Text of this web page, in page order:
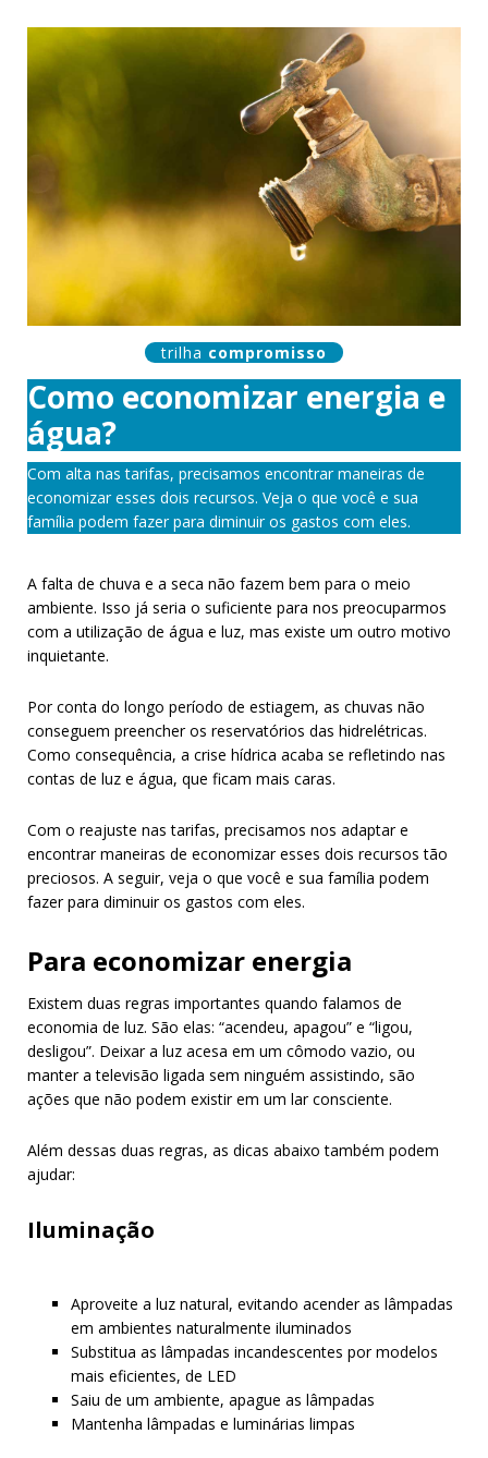
trilha compromisso
Como economizar energia e
água?
Com alta nas tarifas, precisamos encontrar maneiras de
economizar esses dois recursos. Veja o que você e sua
família podem fazer para diminuir os gastos com eles.
A falta de chuva e a seca não fazem bem para o meio
ambiente. Isso já seria o suficiente para nos preocuparmos
com a utilização de água e luz, mas existe um outro motivo
inquietante.
Por conta do longo período de estiagem, as chuvas não
conseguem preencher os reservatórios das hidrelétricas.
Como consequência, a crise hídrica acaba se refletindo nas
contas de luz e água, que ficam mais caras.
Com o reajuste nas tarifas, precisamos nos adaptar e
encontrar maneiras de economizar esses dois recursos tão
preciosos. A seguir, veja o que você e sua família podem
fazer para diminuir os gastos com eles.
Para economizar energia
Existem duas regras importantes quando falamos de
economia de luz. São elas: “acendeu, apagou” e “ligou,
desligou”. Deixar a luz acesa em um cômodo vazio, ou
manter a televisão ligada sem ninguém assistindo, são
ações que não podem existir em um lar consciente.
Além dessas duas regras, as dicas abaixo também podem
ajudar:
Iluminação
Aproveite a luz natural, evitando acender as lâmpadas
em ambientes naturalmente iluminados
Substitua as lâmpadas incandescentes por modelos
mais eficientes, de LED
Saiu de um ambiente, apague as lâmpadas
Mantenha lâmpadas e luminárias limpas